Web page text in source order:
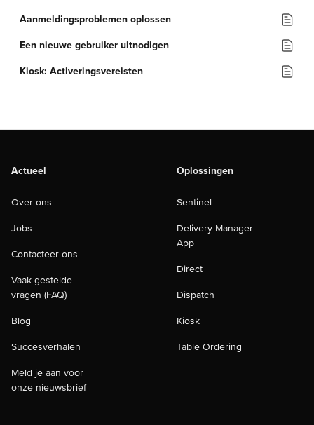
Aanmeldingsproblemen oplossen
Een nieuwe gebruiker uitnodigen
Kiosk: Activeringsvereisten
Actueel
Over ons
Jobs
Contacteer ons
Vaak gestelde
vragen (FAQ)
Blog
Succesverhalen
Meld je aan voor
onze nieuwsbrief
Oplossingen
Sentinel
Delivery Manager
App
Direct
Dispatch
Kiosk
Table Ordering